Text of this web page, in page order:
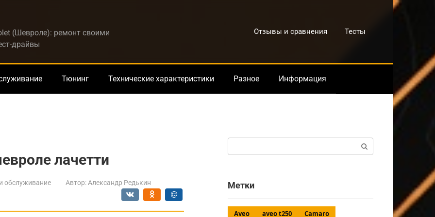
(Шевроле): ремонт своими
драйвы
Отзывы и сравнения Тесты
Тюнинг Технические характеристики Разное Информация
лачетти
обслуживание Автор: Александр Редькин Метки
Aveo aveo t250
Camaro